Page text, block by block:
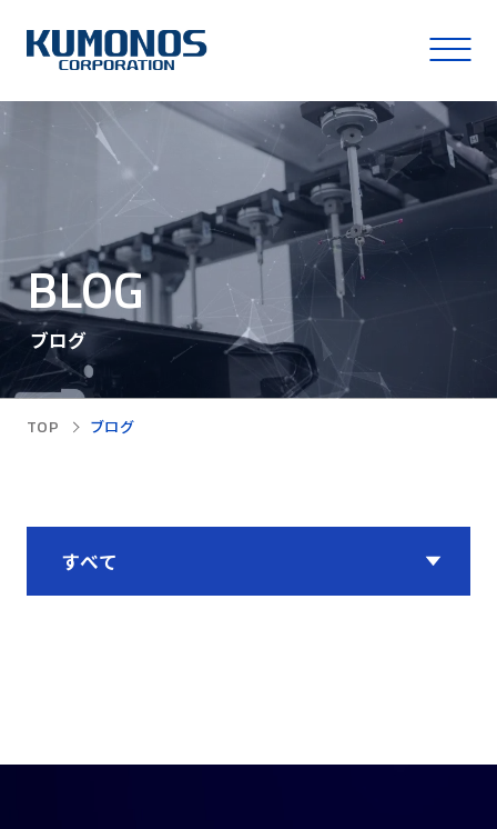
BLOG
ブログ
TOP ブログ